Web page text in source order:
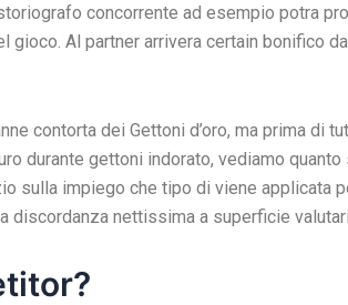
concorrente ad esempio potra
gioco. Al partner arrivera certain bonifico
contorta dei Gettoni d’oro, ma prima
durante gettoni indorato, vediamo
sulla impiego che tipo di viene applicata
nettissima a superficie